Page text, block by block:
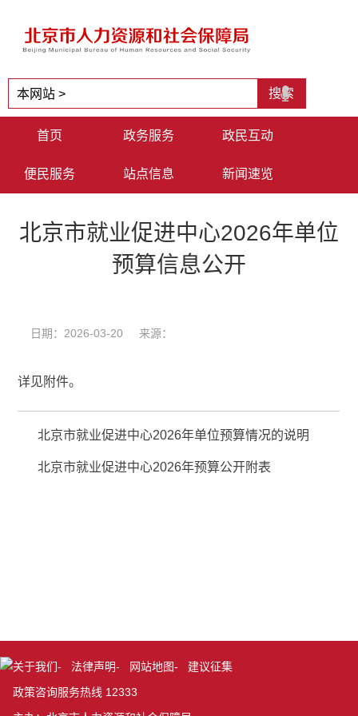
首页 政务服务 政民互动
便民服务 站点信息 新闻速览
北京市就业促进中心2026年单位
预算信息公开
日期：2026-03-20 来源：
详见附件。
北京市就业促进中心2026年单位预算情况的说明
北京市就业促进中心2026年预算公开附表
关于我们- 法律声明- 网站地图- 建议征集
政策咨询服务热线 12333